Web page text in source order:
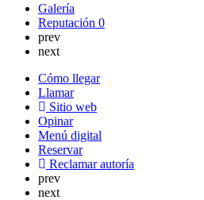
Galería
Reputación 0
prev
next
Cómo llegar
Llamar
Sitio web
Opinar
Menú digital
Reservar
Reclamar autoría
prev
next